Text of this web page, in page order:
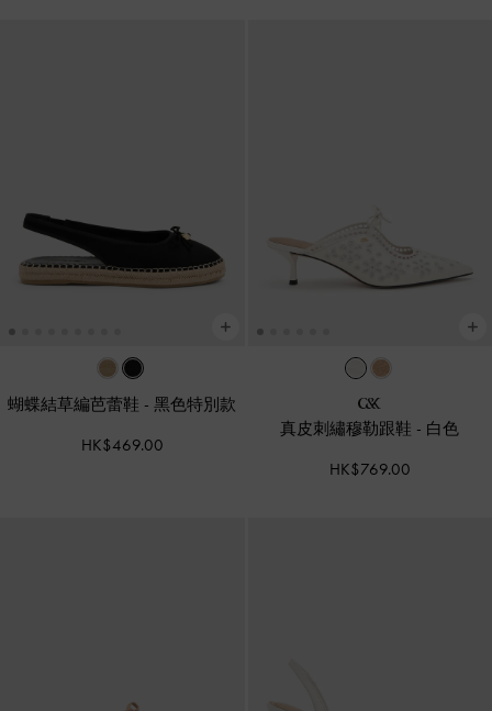
蝴蝶結草編芭蕾鞋 -黑色特別款
HK$469.00
真皮刺繡穆勒跟鞋 - 白色
HK$769.00